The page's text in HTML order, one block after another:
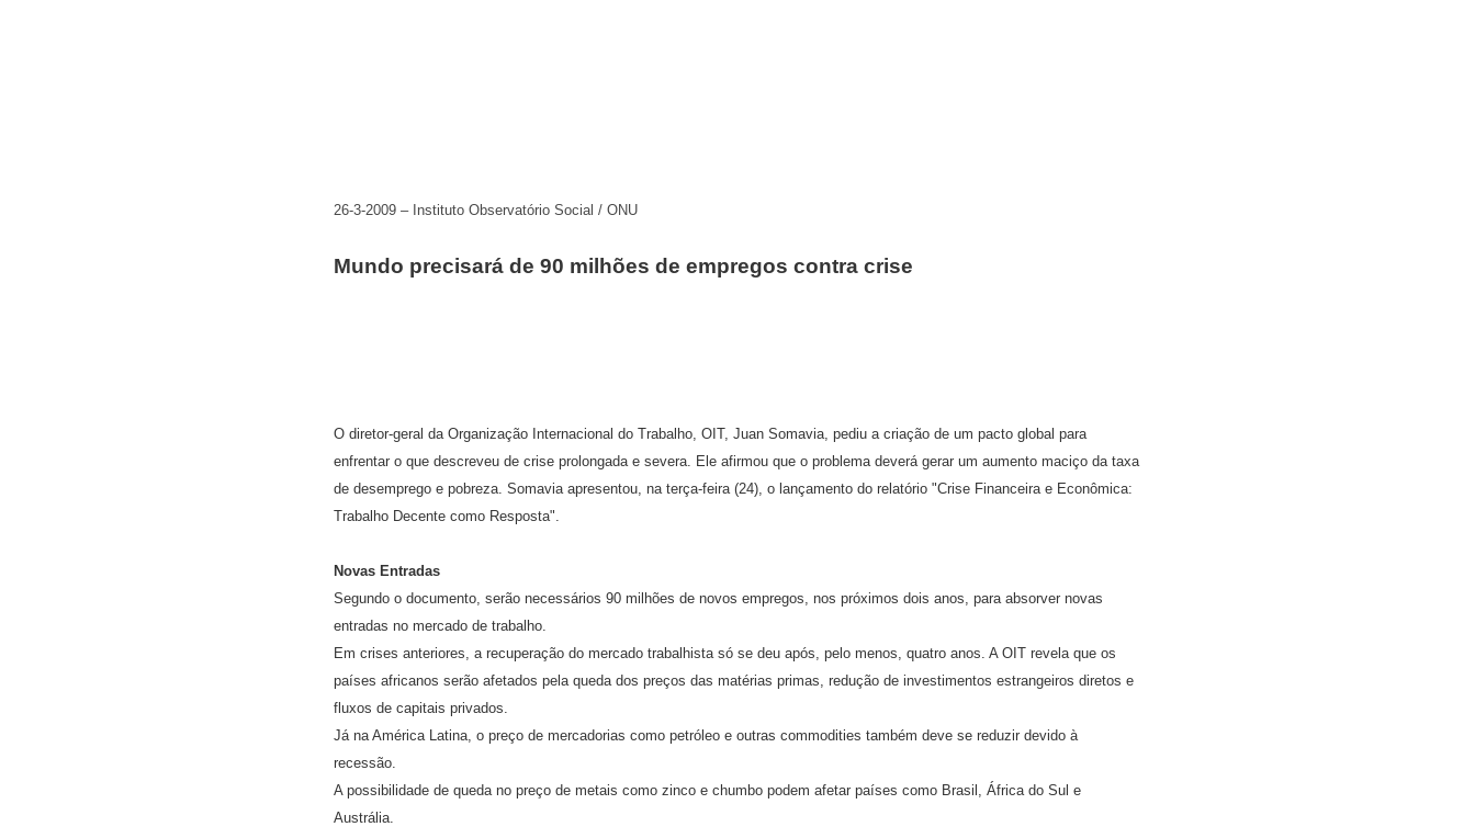
26-3-2009 – Instituto Observatório Social / ONU
Mundo precisará de 90 milhões de empregos contra crise
O diretor-geral da Organização Internacional do Trabalho, OIT, Juan Somavia, pediu a criação de um pacto global para
enfrentar o que descreveu de crise prolongada e severa. Ele afirmou que o problema deverá gerar um aumento maciço da taxa
de desemprego e pobreza. Somavia apresentou, na terça-feira (24), o lançamento do relatório "Crise Financeira e Econômica:
Trabalho Decente como Resposta".
Novas Entradas
Segundo o documento, serão necessários 90 milhões de novos empregos, nos próximos dois anos, para absorver novas
entradas no mercado de trabalho.
Em crises anteriores, a recuperação do mercado trabalhista só se deu após, pelo menos, quatro anos. A OIT revela que os
países africanos serão afetados pela queda dos preços das matérias primas, redução de investimentos estrangeiros diretos e
fluxos de capitais privados.
Já na América Latina, o preço de mercadorias como petróleo e outras commodities também deve se reduzir devido à
recessão.
A possibilidade de queda no preço de metais como zinco e chumbo podem afetar países como Brasil, África do Sul e
Austrália.